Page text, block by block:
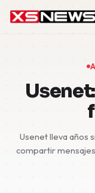
Contact
Usenet lleva años
compartir